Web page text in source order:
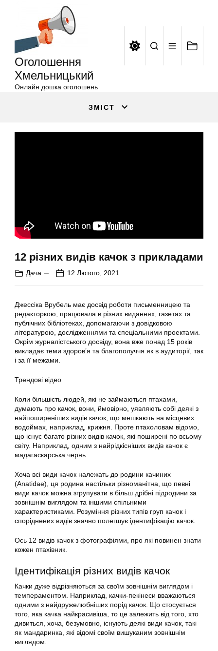
Оголошення
Хмельницький
Онлайн дошка оголошень
ЗМІСТ
12 різних видів качок з прикладами
Дача 12 Лютого, 2021
Джессіка Врубель має досвід роботи письменницею та
редакторкою, працювала в різних виданнях, газетах та
публічних бібліотеках, допомагаючи з довідковою
літературою, дослідженнями та спеціальними проектами.
Окрім журналістського досвіду, вона вже понад 15 років
викладає теми здоров’я та благополуччя як в аудиторії, так
і за її межами.
Трендові відео
Коли більшість людей, які не займаються птахами,
думають про качок, вони, ймовірно, уявляють собі деякі з
найпоширеніших видів качок, що мешкають на місцевих
водоймах, наприклад, крижня. Проте птахоловам відомо,
що існує багато різних видів качок, які поширені по всьому
світу. Наприклад, одним з найрідкісніших видів качок є
мадагаскарська чернь.
Хоча всі види качок належать до родини качиних
(Anatidae), ця родина настільки різноманітна, що певні
види качок можна згрупувати в більш дрібні підродини за
зовнішнім виглядом та іншими спільними
характеристиками. Розуміння різних типів груп качок і
споріднених видів значно полегшує ідентифікацію качок.
Ось 12 видів качок з фотографіями, про які повинен знати
кожен птахівник.
Ідентифікація різних видів качок
Качки дуже відрізняються за своїм зовнішнім виглядом і
темпераментом. Наприклад, качки-пекінеси вважаються
одними з найдружелюбніших порід качок. Що стосується
того, яка качка найкрасивіша, то це залежить від того, хто
дивиться, хоча, безумовно, існують деякі види качок, такі
як мандаринка, які відомі своїм вишуканим зовнішнім
виглядом.